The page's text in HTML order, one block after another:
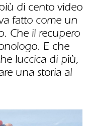
di cento video
fatto come un
Che il recupero
E che
luccica di più,
una storia al